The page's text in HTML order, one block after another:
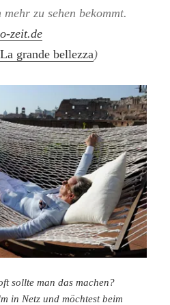
zu sehen bekommt.
zeit.de
La grande bellezza)
sollte man das machen?
in Netz und möchtest beim